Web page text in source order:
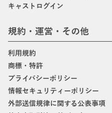
キャストログイン
規約・運営・その他
利用規約
商標・特許
プライバシーポリシー
情報セキュリティーポリシー
外部送信規律に関する公表事項